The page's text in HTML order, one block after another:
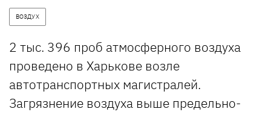
ВОЗДУХ
2 тыс. 396 проб атмосферного воздуха
проведено в Харькове возле
автотранспортных магистралей.
Загрязнение воздуха выше предельно-